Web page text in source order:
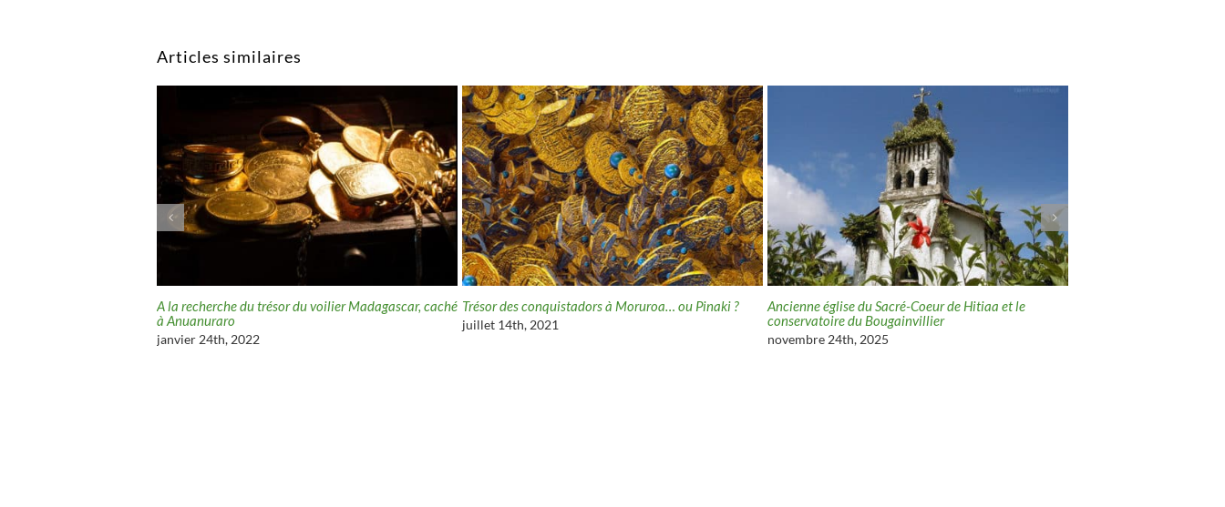
Articles similaires
A la recherche du trésor du voilier Madagascar, caché
à Anuanuraro
janvier 24th, 2022
Trésor des conquistadors à Moruroa… ou Pinaki ?
juillet 14th, 2021
Ancienne église du Sacré-Coeur de Hitiaa et le
conservatoire du Bougainvillier
novembre 24th, 2025